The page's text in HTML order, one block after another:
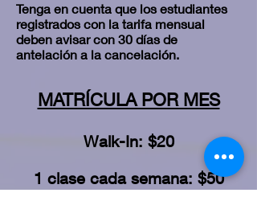
Tenga en cuenta que los estudiantes
registrados con la tarifa mensual
deben avisar con 30 días de
antelación a la cancelación.
MATRÍCULA POR MES
Walk-In: $20
1 clase cada semana: $50